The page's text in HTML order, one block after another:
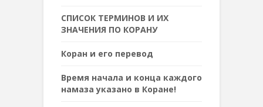
СПИСОК ТЕРМИНОВ И ИХ
ЗНАЧЕНИЯ ПО КОРАНУ
Коран и его перевод
Время начала и конца каждого
намаза указано в Коране!